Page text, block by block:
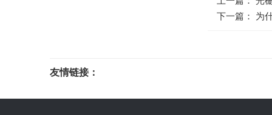
下一篇： 为
友情链接：